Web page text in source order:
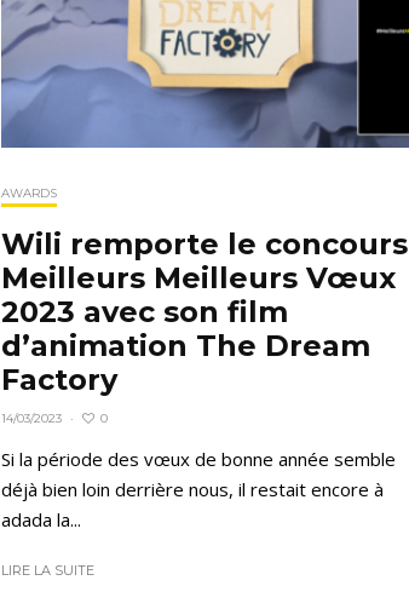
AWARDS
Wili remporte le concours
Meilleurs Meilleurs Vœux
2023 avec son film
d’animation The Dream
Factory
14/03/2023 · 0
Si la période des vœux de bonne année semble
déjà bien loin derrière nous, il restait encore à
adada la...
LIRE LA SUITE